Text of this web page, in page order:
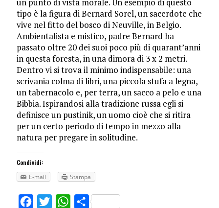
tipo è la figura di Bernard Sorel, un sacerdote che
vive nel fitto del bosco di Neuville, in Belgio.
Ambientalista e mistico, padre Bernard ha
passato oltre 20 dei suoi poco più di quarant’anni
in questa foresta, in una dimora di 3 x 2 metri.
Dentro vi si trova il minimo indispensabile: una
scrivania colma di libri, una piccola stufa a legna,
un tabernacolo e, per terra, un sacco a pelo e una
Bibbia. Ispirandosi alla tradizione russa egli si
definisce un pustinik, un uomo cioè che si ritira
per un certo periodo di tempo in mezzo alla
natura per pregare in solitudine.
Condividi:
E-mail
Stampa
FacebookTwitterWhatsApp
Share